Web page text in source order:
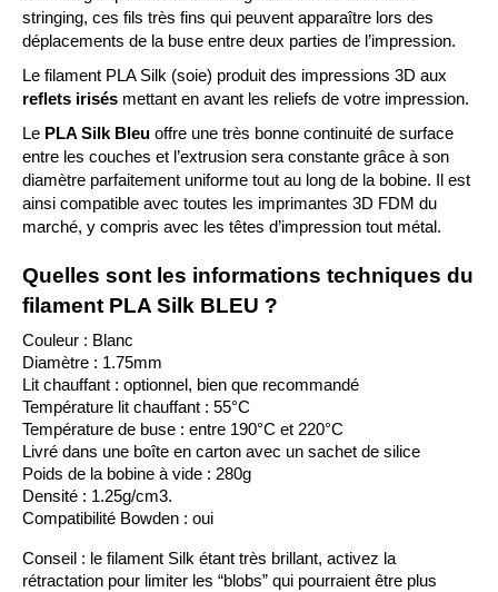
stringing, ces fils très fins qui peuvent apparaître lors des
déplacements de la buse entre deux parties de l’impression.
reflets irisés mettant en avant les reliefs de votre impression.
Le PLA Silk Bleu offre une très bonne continuité de surface
entre les couches et l’extrusion sera constante grâce à son
diamètre parfaitement uniforme tout au long de la bobine. Il est
ainsi compatible avec toutes les imprimantes 3D FDM du
marché, y compris avec les têtes d’impression tout métal.
Quelles sont les informations techniques du
filament PLA Silk BLEU ?
Couleur : Blanc
Diamètre : 1.75mm
Lit chauffant : optionnel, bien que recommandé
Température lit chauffant : 55°C
Température de buse : entre 190°C et 220°C
Livré dans une boîte en carton avec un sachet de silice
Poids de la bobine à vide : 280g
Densité : 1.25g/cm3.
Compatibilité Bowden : oui
Conseil : le filament Silk étant très brillant, activez la
rétractation pour limiter les “blobs” qui pourraient être plus